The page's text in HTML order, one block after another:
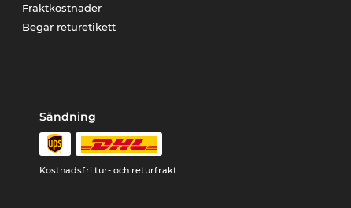
Fraktkostnader
Begär returetikett
Sändning
Kostnadsfri tur- och returfrakt